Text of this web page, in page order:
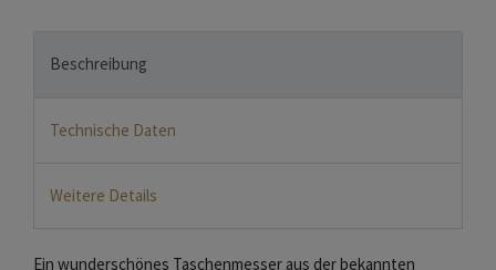
Beschreibung
Technische Daten
Weitere Details
Ein wunderschönes Taschenmesser aus der bekannten